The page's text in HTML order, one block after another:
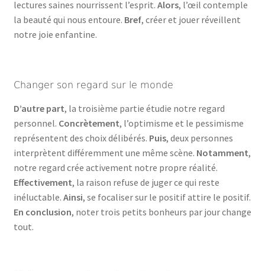
lectures saines nourrissent l’esprit. Alors, l’œil contemple
la beauté qui nous entoure. Bref, créer et jouer réveillent
notre joie enfantine.
Changer son regard sur le monde
D’autre part, la troisième partie étudie notre regard
personnel. Concrètement, l’optimisme et le pessimisme
représentent des choix délibérés. Puis, deux personnes
interprètent différemment une même scène. Notamment,
notre regard crée activement notre propre réalité.
Effectivement, la raison refuse de juger ce qui reste
inéluctable. Ainsi, se focaliser sur le positif attire le positif.
En conclusion, noter trois petits bonheurs par jour change
tout.